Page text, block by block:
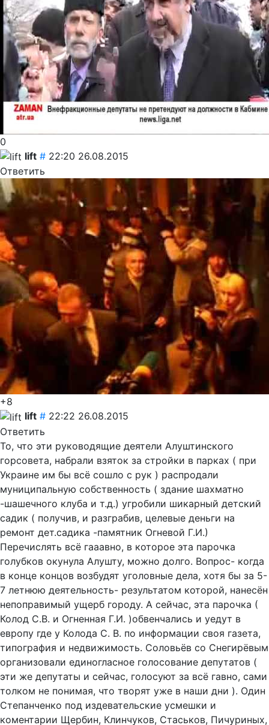
0
lift # 22:20 26.08.2015
Ответить
+8
lift # 22:22 26.08.2015
Ответить
То, что эти руководящие деятели Алуштинского
горсовета, набрали взяток за стройки в парках ( при
Украине им бы всё сошло с рук ) распродали
муниципальную собственность ( здание шахматно
-шашечного клуба и т.д.) угробили шикарный детский
садик ( получив, и разграбив, целевые деньги на
ремонт дет.садика -памятник Огневой Г.И.)
Перечислять всё гааавно, в которое эта парочка
голубков окунула Алушту, можно долго. Вопрос- когда
в конце концов возбудят уголовные дела, хотя бы за 5-
7 летнюю деятельность- результатом которой, нанесён
непоправимый ущерб городу. А сейчас, эта парочка (
Колод С.В. и Огненная Г.И. )обвенчались и уедут в
европу где у Колода С. В. по информации своя газета,
типография и недвижимость. Соловьёв со Снегирёвым
организовали единогласное голосование депутатов (
эти же депутаты и сейчас, голосуют за всё гавно, сами
толком не понимая, что творят уже в наши дни ). Один
Степанченко под издевательские усмешки и
коментарии Щербин, Клинчуков, Стаськов, Пичуриных,